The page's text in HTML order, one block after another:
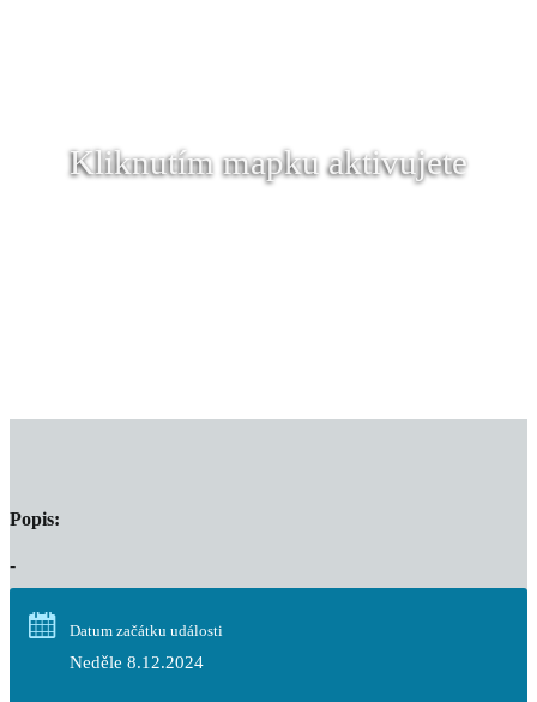
Kliknutím mapku aktivujete
Popis:
-
Datum začátku události
Neděle 8.12.2024